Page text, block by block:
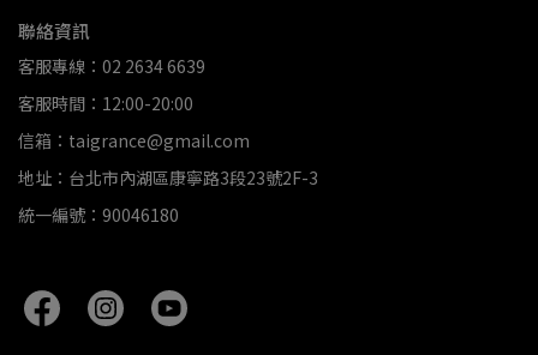
聯絡資訊
客服專線：02 2634 6639
客服時間：12:00-20:00
信箱：taigrance@gmail.com
地址：台北市內湖區康寧路3段23號2F-3
統一編號：90046180